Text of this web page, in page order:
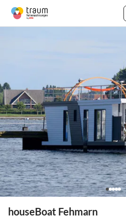
houseBoat Fehmarn